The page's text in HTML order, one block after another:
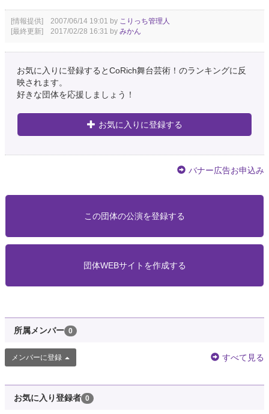
[情報提供] 2007/06/14 19:01 by こりっち管理人
[最終更新] 2017/02/28 16:31 by みかん
お気に入りに登録するとCoRich舞台芸術！のランキングに反
映されます。
好きな団体を応援しましょう！
お気に入りに登録する
バナー広告お申込み
この団体の公演を登録する
団体WEBサイトを作成する
所属メンバー 0
メンバーに登録 すべて見る
お気に入り登録者 0